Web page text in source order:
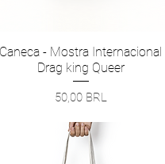
Vista rápida
Caneca - Mostra Internacional
Drag king Queer
Precio
50,00 BRL